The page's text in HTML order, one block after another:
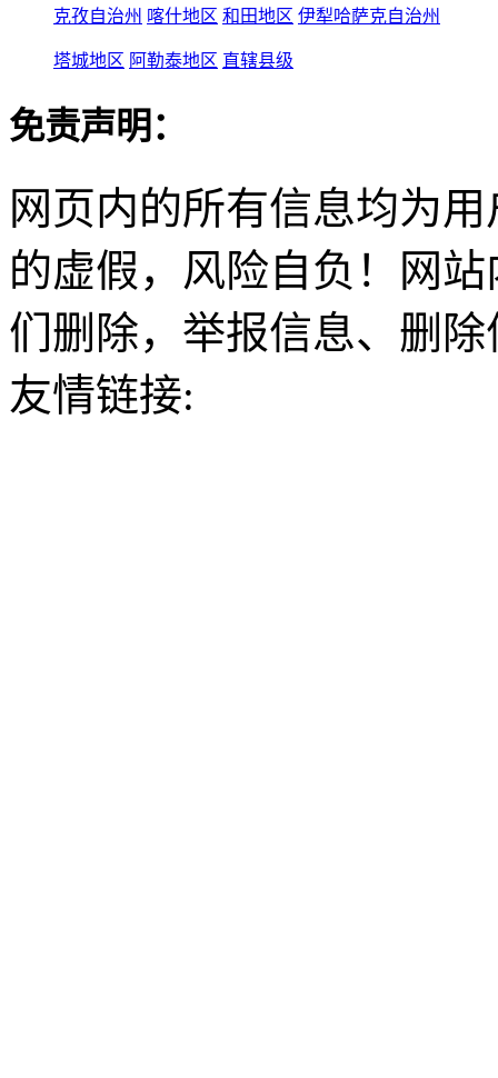
克孜自治州 喀什地区 和田地区 伊犁哈萨克自治州
塔城地区 阿勒泰地区 直辖县级
免责声明：
网页内的所有信息均为
的虚假，风险自负！网
们删除，举报信息、删
友情链接: